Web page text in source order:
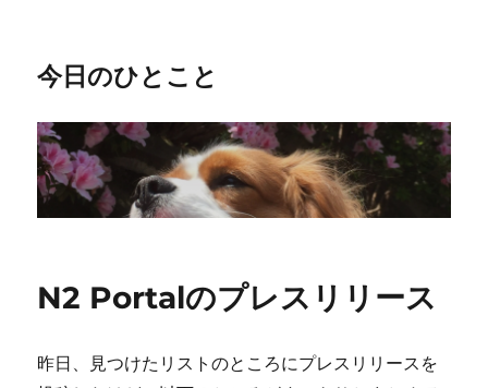
今日のひとこと
N2 Portalのプレスリリース
昨日、見つけたリストのところにプレスリリースを